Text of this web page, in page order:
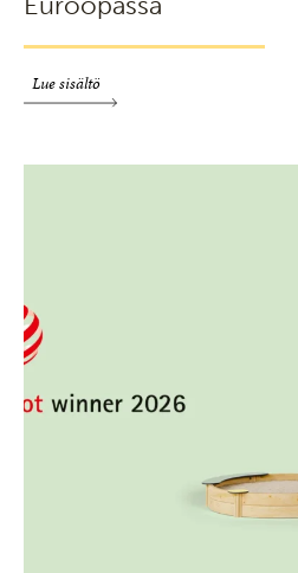
Lue sisältö